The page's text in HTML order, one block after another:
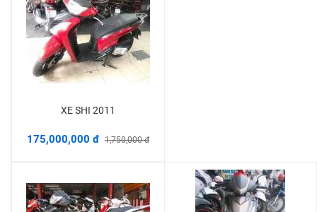
Thêm vào giỏ
XE SHI 2011
175,000,000 đ 1,750,000 đ